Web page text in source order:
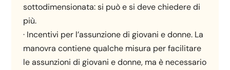
sottodimensionata: si può e si deve chiedere di
più.
· Incentivi per l’assunzione di giovani e donne. La
manovra contiene qualche misura per facilitare
le assunzioni di giovani e donne, ma è necessario